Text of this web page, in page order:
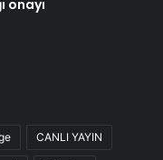
onayı
CANLI YAYIN